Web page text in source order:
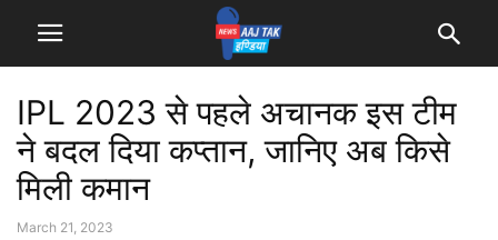
IPL 2023 से पहले अचानक इस टीम
ने बदल दिया कप्‍तान, जानिए अब किसे
मिली कमान
March 21, 2023